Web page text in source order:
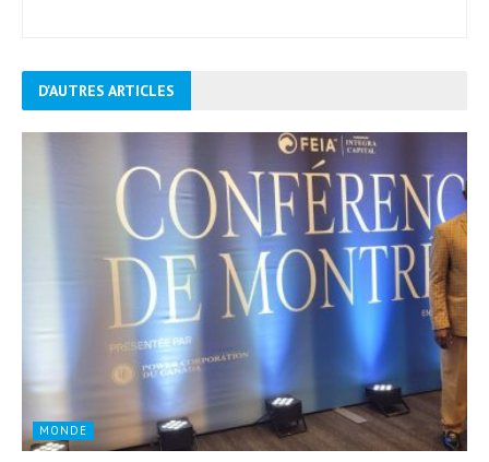
D'AUTRES ARTICLES
MONDE